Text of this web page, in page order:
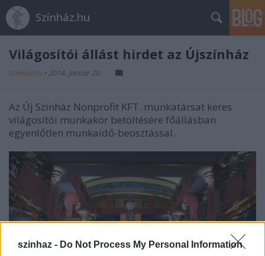
szinhaz - Do Not Process My Personal Information
Színház.hu
Világosítói állást hirdet az Újszínház
szinhazhu • 2014. január 20.
Az Új Színház Nonprofit KFT. munkatársat keres
világosítói munkakör betöltésére főállásban
egyenlőtlen munkaidő-beosztással.